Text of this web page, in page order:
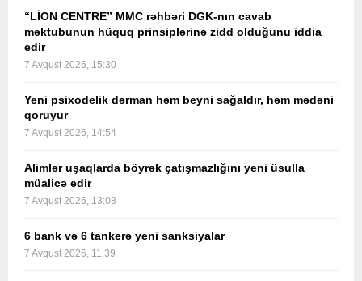
“LİON CENTRE” MMC rəhbəri DGK-nın cavab
məktubunun hüquq prinsiplərinə zidd olduğunu iddia
edir
7 Avqust 2026, 15:30
Yeni psixodelik dərman həm beyni sağaldır, həm mədəni
qoruyur
7 Avqust 2026, 14:54
Alimlər uşaqlarda böyrək çatışmazlığını yeni üsulla
müalicə edir
7 Avqust 2026, 13:08
6 bank və 6 tankerə yeni sanksiyalar
7 Avqust 2026, 11:39